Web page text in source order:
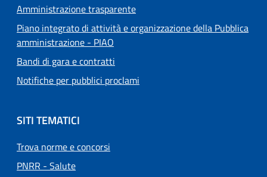
Amministrazione trasparente
Piano integrato di attività e organizzazione della Pubblica
amministrazione - PIAO
Bandi di gara e contratti
Notifiche per pubblici proclami
SITI TEMATICI
Trova norme e concorsi
PNRR - Salute